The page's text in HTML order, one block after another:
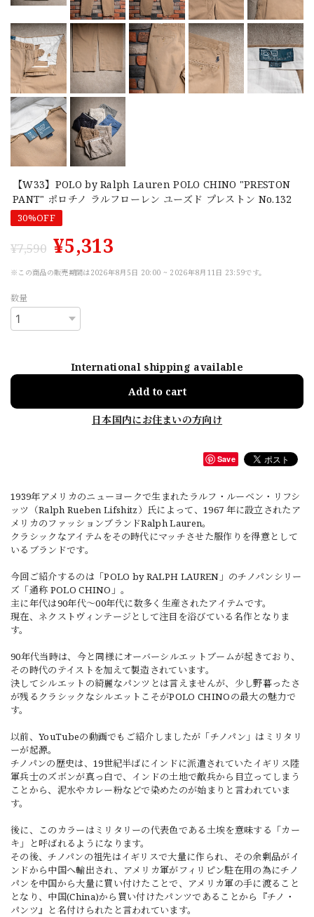
【W33】POLO by Ralph Lauren POLO CHINO "PRESTON
PANT" ポロチノ ラルフローレン ユーズド プレストン No.132
30%OFF
¥7,590 ¥5,313
※この商品の販売期間は2026年8月5日 20:00 ~ 2026年8月11日 23:59です。
数量
International shipping available
Add to cart
日本国内にお住まいの方向け
Save
1939年アメリカのニューヨークで生まれたラルフ・ルーベン・リフシ
ッツ（Ralph Rueben Lifshitz）氏によって、1967 年に設立されたア
メリカのファッションブランドRalph Lauren。
クラシックなアイテムをその時代にマッチさせた服作りを得意として
いるブランドです。
今回ご紹介するのは「POLO by RALPH LAUREN」のチノパンシリー
ズ「通称 POLO CHINO」。
主に年代は90年代～00年代に数多く生産されたアイテムです。
現在、ネクストヴィンテージとして注目を浴びている名作となりま
す。
90年代当時は、今と同様にオーバーシルエットブームが起きており、
その時代のテイストを加えて製造されています。
決してシルエットの綺麗なパンツとは言えませんが、少し野暮ったさ
が残るクラシックなシルエットこそがPOLO CHINOの最大の魅力で
す。
以前、YouTubeの動画でもご紹介しましたが「チノパン」はミリタリ
ーが起源。
チノパンの歴史は、19世紀半ばにインドに派遣されていたイギリス陸
軍兵士のズボンが真っ白で、インドの土地で敵兵から目立ってしまう
ことから、泥水やカレー粉などで染めたのが始まりと言われていま
す。
後に、このカラーはミリタリーの代表色である土埃を意味する「カー
キ」と呼ばれるようになります。
その後、チノパンの祖先はイギリスで大量に作られ、その余剰品がイ
ンドから中国へ輸出され、アメリカ軍がフィリピン駐在用の為にチノ
パンを中国から大量に買い付けたことで、アメリカ軍の手に渡ること
となり、中国(China)から買い付けたパンツであることから『チノ・
パンツ』と名付けられたと言われています。